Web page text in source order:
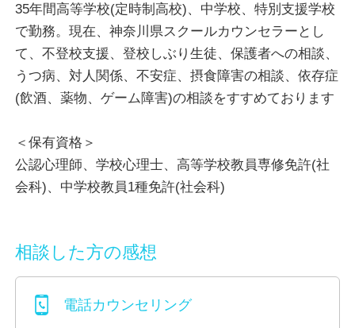
の人間関係のストレスなどの課題に向き合ってきまし
た。それらの課題に対して対話を重ねて、あらゆる手
立てをつくして解決の方向に向かうとき大きな喜びを
感じてきました。
情の滞りが多いように思います。
その不安や葛藤の根源をクライエントと一緒になって
突き止め、本人が気づいていくことで不安が軽減さ
に感じます。
まずは、自らの不安な感情(気分)をありのままに語っ
ていただき、私が深く傾聴させていただく。この丁寧
35年間高等学校(定時制高校)、中学校、特別支援学校
で勤務。現在、神奈川県スクールカウンセラーとし
て、不登校支援、登校しぶり生徒、保護者への相談、
うつ病、対人関係、不安症、摂食障害の相談、依存症
(飲酒、薬物、ゲーム障害)の相談をすすめております
＜保有資格＞
公認心理師、学校心理士、高等学校教員専修免許(社
会科)、中学校教員1種免許(社会科)
相談した方の感想
電話カウンセリング